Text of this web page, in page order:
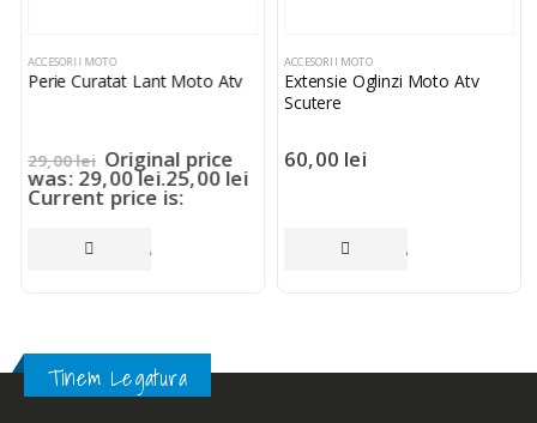
ACCESORII MOTO
Perie Curatat Lant Moto Atv
29,00lei Original price
was: 29,00 lei.25,00 lei
Current price is:
25,00 lei.
ADAUGĂ ÎN COȘ
ACCESORII MOTO
Extensie Oglinzi Moto Atv
Scutere
60,00 lei
ADAUGĂ ÎN COȘ
Tinem Legatura